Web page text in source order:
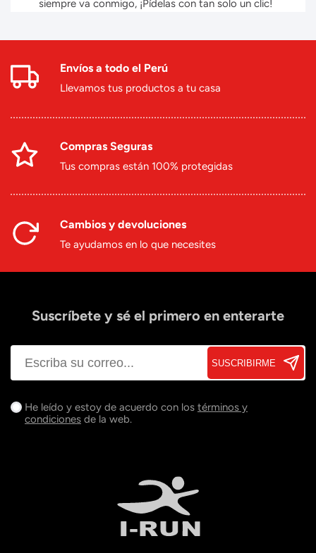
siempre va conmigo, ¡Pídelas con tan solo un clic!
Envíos a todo el Perú
Llevamos tus productos a tu casa
Compras Seguras
Tus compras están 100% protegidas
Cambios y devoluciones
Te ayudamos en lo que necesites
Suscríbete y sé el primero en enterarte
SUSCRIBIRME
He leído y estoy de acuerdo con los términos y
condiciones de la web.